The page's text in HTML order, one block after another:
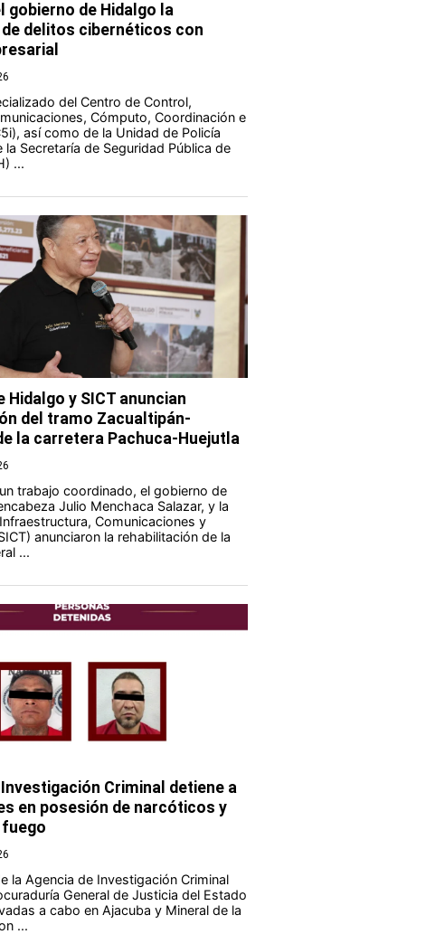
gobierno de Hidalgo la
delitos cibernéticos con
del Centro de Control,
Cómputo, Coordinación e
así como de la Unidad de Policía
la Secretaría de Seguridad Pública de
...
Hidalgo y SICT anuncian
del tramo Zacualtipán-
la carretera Pachuca-Huejutla
trabajo coordinado, el gobierno de
Julio Menchaca Salazar, y la
Comunicaciones y
anunciaron la rehabilitación de la
...
Criminal detiene a
en posesión de narcóticos y
fuego
la Agencia de Investigación Criminal
General de Justicia del Estado
a cabo en Ajacuba y Mineral de la
...